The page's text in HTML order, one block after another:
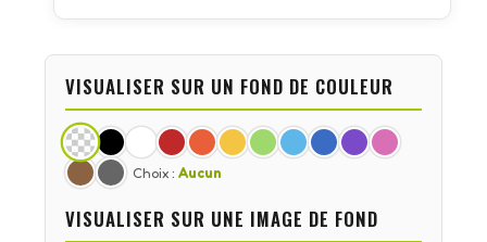
VISUALISER SUR UN FOND DE COULEUR
Choix : Aucun
VISUALISER SUR UNE IMAGE DE FOND